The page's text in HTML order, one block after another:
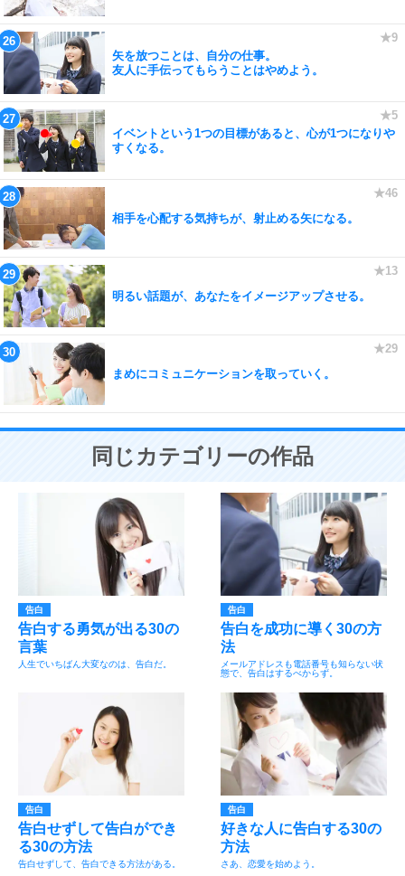
矢を放つことは、自分の仕事。
友人に手伝ってもらうことはやめよう。
イベントという1つの目標があると、心が1つになりや
すくなる。
相手を心配する気持ちが、射止める矢になる。
明るい話題が、あなたをイメージアップさせる。
まめにコミュニケーションを取っていく。
同じカテゴリーの作品
告白
告白する勇気が出る30の
言葉
人生でいちばん大変なのは、告白だ。
告白
告白を成功に導く30の方
法
メールアドレスも電話番号も知らない状
態で、告白はするべからず。
告白
告白せずして告白ができ
る30の方法
告白せずして、告白できる方法がある。
告白
好きな人に告白する30の
方法
さあ、恋愛を始めよう。